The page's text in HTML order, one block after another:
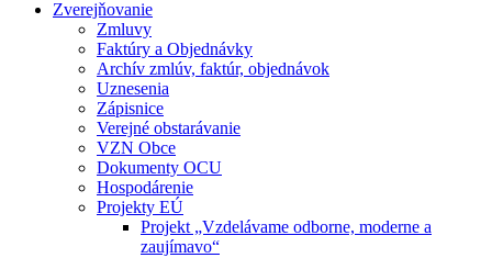
Zverejňovanie
Zmluvy
Faktúry a Objednávky
Archív zmlúv, faktúr, objednávok
Uznesenia
Zápisnice
Verejné obstarávanie
VZN Obce
Dokumenty OCU
Hospodárenie
Projekty EÚ
Projekt „Vzdelávame odborne, moderne a
zaujímavo“